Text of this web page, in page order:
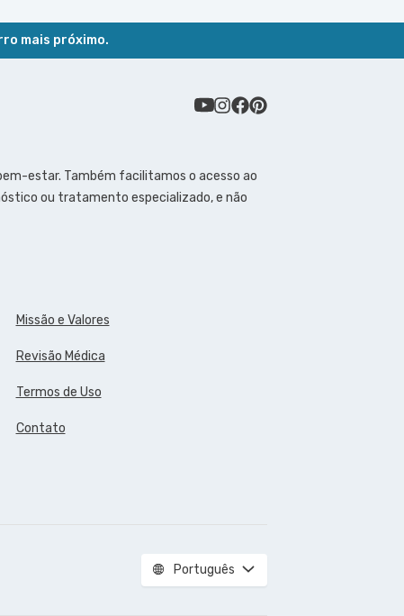
mais próximo.
estar. Também facilitamos o acesso ao
ou tratamento especializado, e não
Missão e Valores
Revisão Médica
Termos de Uso
Contato
Português